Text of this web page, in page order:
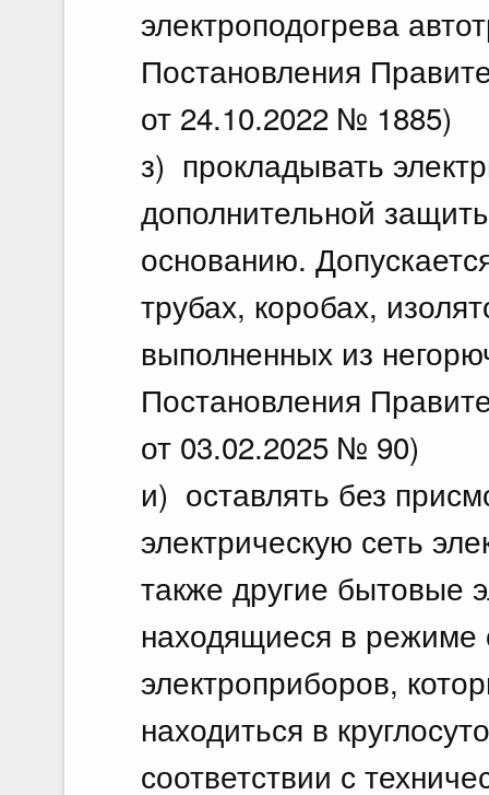
электроподогрева
Постановления
от 24.10.2022 № 1885)
з) прокладывать
дополнительной
основанию.
трубах, коробах,
выполненных из
Постановления
от 03.02.2025 № 90)
и) оставлять без
электрическую сеть
также другие бытовые
находящиеся в
электроприборов,
находиться в
соответствии с